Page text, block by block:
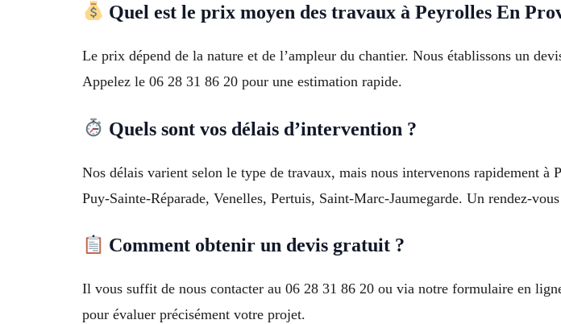
Quel est le prix moyen des travaux à Peyrolles En
Le prix dépend de la nature et de l’ampleur du chantier. Nous établissons un
Appelez le 06 28 31 86 20 pour une estimation rapide.
Quels sont vos délais d’intervention ?
Nos délais varient selon le type de travaux, mais nous intervenons rapidement à
Puy-Sainte-Réparade, Venelles, Pertuis, Saint-Marc-Jaumegarde. Un rendez-
Comment obtenir un devis gratuit ?
Il vous suffit de nous contacter au 06 28 31 86 20 ou via notre formulaire en
pour évaluer précisément votre projet.